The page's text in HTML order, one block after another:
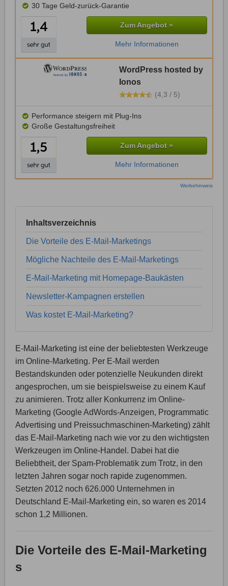
30 Tage Geld-zurück-Garantie
Zum Angebot »
Mehr Informationen
WordPress hosted by
Ionos
(4,3 / 5)
Performance steigern mit Plug-Ins
Große Gestaltungsfreiheit
Zum Angebot »
Mehr Informationen
Werbehinweis
Inhaltsverzeichnis
Die Vorteile des E-Mail-Marketings
Mögliche Nachteile des E-Mail-Marketings
E-Mail-Marketing mit Homepage-Baukästen
Newsletter-Kampagnen erstellen
Was kostet E-Mail-Marketing?
E-Mail-Marketing ist eine der beliebtesten Werkzeuge
im Online-Marketing. Per E-Mail werden
Bestandskunden oder potenzielle Neukunden direkt
angesprochen, um sie beispielsweise zu einem Kauf
zu animieren. Trotz aller Konkurrenz im Online-
Marketing (Google AdWords-Anzeigen, Programmatic
Advertising und Preissuchmaschinen-Marketing) zählt
das E-Mail-Marketing nach wie vor zu den wichtigsten
Werkzeugen im Online-Handel. Dabei hat die
Beliebtheit, der Spam-Problematik zum Trotz, in den
letzten Jahren sogar noch rapide zugenommen.
Setzten 2012 noch 626.000 Unternehmen in
Deutschland E-Mail-Marketing ein, so waren es 2014
schon 1,2 Millionen.
Die Vorteile des E-Mail-Marketing
s